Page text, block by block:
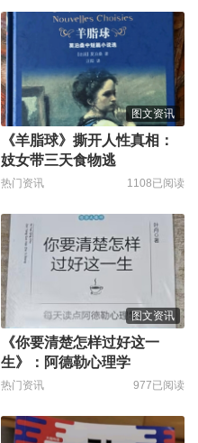
图文资讯
《羊脂球》撕开人性真相：
妓女带三天食物逃
热门资讯 1108已阅读
图文资讯
《你要清楚怎样过好这一
生》：阿德勒心理学
热门资讯 977已阅读